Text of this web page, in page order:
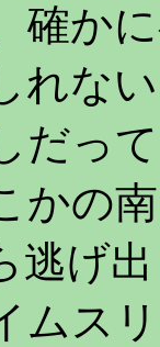
確か
れな
だっ
かの
逃げ
ムス